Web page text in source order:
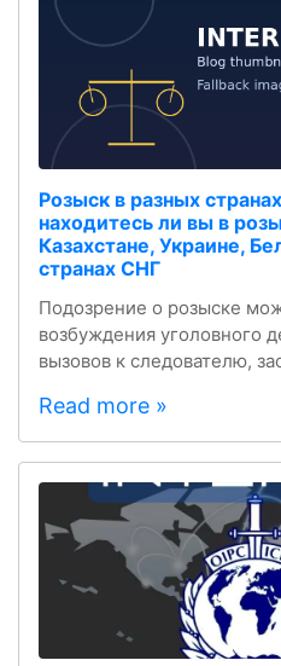
Розыск в разных
находитесь ли вы в
Казахстане, Украине,
странах СНГ
Подозрение о розыске
возбуждения уголовного
вызовов к следователю,
Read more »